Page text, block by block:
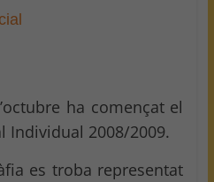
ha començat el
Individual 2008/2009.
es troba representat